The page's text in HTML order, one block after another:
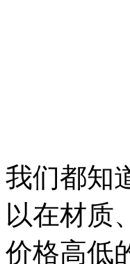
我们都知
以在材质
价格高低